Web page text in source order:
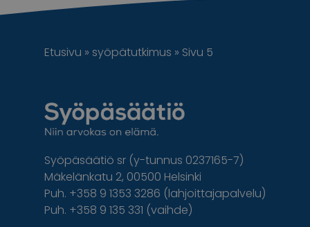
Uudemmat artikkelit
Etusivu » syöpätutkimus » Sivu 5
Syöpäsäätiö sr (y-tunnus 0237165-7)
Mäkelänkatu 2, 00500 Helsinki
Puh. +358 9 1353 3286 (lahjoittajapalvelu)
Puh. +358 9 135 331 (vaihde)